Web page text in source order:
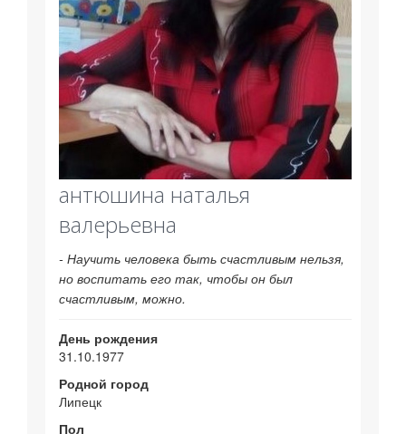
антюшина наталья
валерьевна
- Научить человека быть счастливым нельзя,
но воспитать его так, чтобы он был
счастливым, можно.
День рождения
31.10.1977
Родной город
Липецк
Пол